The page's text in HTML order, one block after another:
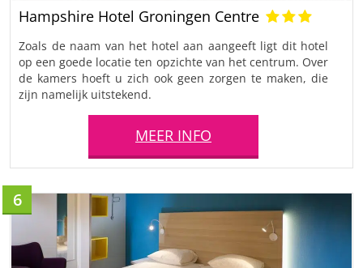
Hampshire Hotel Groningen Centre
Zoals de naam van het hotel aan aangeeft ligt dit hotel
op een goede locatie ten opzichte van het centrum. Over
de kamers hoeft u zich ook geen zorgen te maken, die
zijn namelijk uitstekend.
MEER INFO
6